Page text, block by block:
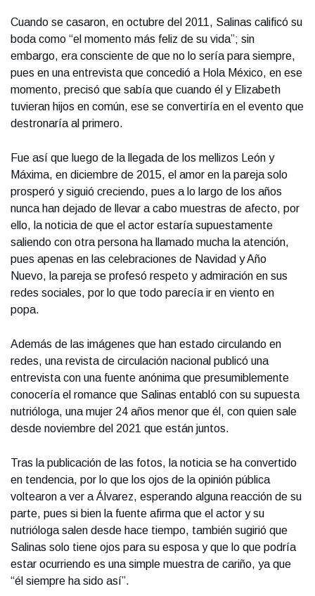
Cuando se casaron, en octubre del 2011, Salinas calificó su
boda como “el momento más feliz de su vida”; sin
embargo, era consciente de que no lo sería para siempre,
pues en una entrevista que concedió a Hola México, en ese
momento, precisó que sabía que cuando él y Elizabeth
tuvieran hijos en común, ese se convertiría en el evento que
destronaría al primero.
Fue así que luego de la llegada de los mellizos León y
Máxima, en diciembre de 2015, el amor en la pareja solo
prosperó y siguió creciendo, pues a lo largo de los años
nunca han dejado de llevar a cabo muestras de afecto, por
ello, la noticia de que el actor estaría supuestamente
saliendo con otra persona ha llamado mucha la atención,
pues apenas en las celebraciones de Navidad y Año
Nuevo, la pareja se profesó respeto y admiración en sus
redes sociales, por lo que todo parecía ir en viento en
popa.
Además de las imágenes que han estado circulando en
redes, una revista de circulación nacional publicó una
entrevista con una fuente anónima que presumiblemente
conocería el romance que Salinas entabló con su supuesta
nutrióloga, una mujer 24 años menor que él, con quien sale
desde noviembre del 2021 que están juntos.
Tras la publicación de las fotos, la noticia se ha convertido
en tendencia, por lo que los ojos de la opinión pública
voltearon a ver a Álvarez, esperando alguna reacción de su
parte, pues si bien la fuente afirma que el actor y su
nutrióloga salen desde hace tiempo, también sugirió que
Salinas solo tiene ojos para su esposa y que lo que podría
estar ocurriendo es una simple muestra de cariño, ya que
“él siempre ha sido así”.